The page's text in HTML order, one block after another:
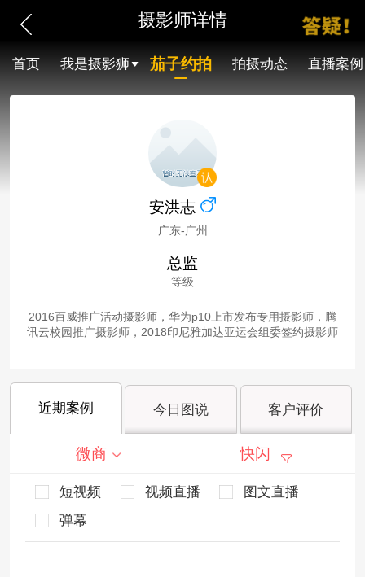
摄影师详情
首页 我是摄影狮 茄子约拍 拍摄动态 直播案例
安洪志
广东-广州
总监
等级
2016百威推广活动摄影师，华为p10上市发布专用摄影师，腾
讯云校园推广摄影师，2018印尼雅加达亚运会组委签约摄影师
近期案例 今日图说 客户评价
微商 快闪
短视频 视频直播
图文直播
弹幕